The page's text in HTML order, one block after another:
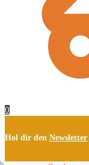
0
Hol dir den Newsletter